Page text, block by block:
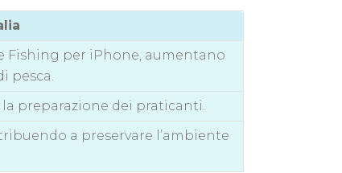
Fishing per iPhone, aumentano
pesca.
preparazione dei praticanti.
a preservare l’ambiente